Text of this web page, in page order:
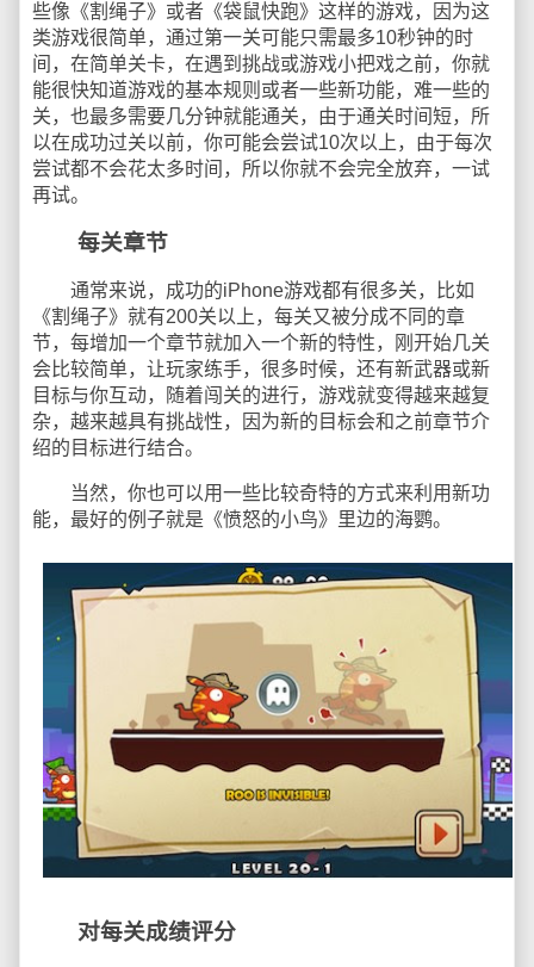
些像《割绳子》或者《袋鼠快跑》这样的游戏，因为这
类游戏很简单，通过第一关可能只需最多10秒钟的时
间，在简单关卡，在遇到挑战或游戏小把戏之前，你就
能很快知道游戏的基本规则或者一些新功能，难一些的
关，也最多需要几分钟就能通关，由于通关时间短，所
以在成功过关以前，你可能会尝试10次以上，由于每次
尝试都不会花太多时间，所以你就不会完全放弃，一试
再试。
每关章节
通常来说，成功的iPhone游戏都有很多关，比如
《割绳子》就有200关以上，每关又被分成不同的章
节，每增加一个章节就加入一个新的特性，刚开始几关
会比较简单，让玩家练手，很多时候，还有新武器或新
目标与你互动，随着闯关的进行，游戏就变得越来越复
杂，越来越具有挑战性，因为新的目标会和之前章节介
绍的目标进行结合。
当然，你也可以用一些比较奇特的方式来利用新功
能，最好的例子就是《愤怒的小鸟》里边的海鹦。
对每关成绩评分